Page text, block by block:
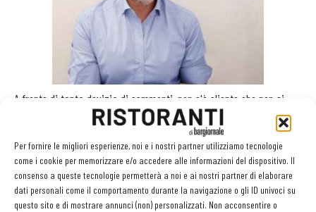
Per fornire le migliori esperienze, noi e i nostri partner utilizziamo tecnologie
come i cookie per memorizzare e/o accedere alle informazioni del dispositivo. Il
consenso a queste tecnologie permetterà a noi e ai nostri partner di elaborare
dati personali come il comportamento durante la navigazione o gli ID univoci su
questo sito e di mostrare annunci (non) personalizzati. Non acconsentire o
A fronte di tanta dovizia di commenti, non c'è cliente che non si
ponga il problema della loro autenticità e ristoratore che non sia
colto dal dubbio su come rispondere a quelle diffamatorie. Ma può
risultare difficoltoso anche gestire tutti i tipi di commento.
A questo proposito, abbiamo chiesto lumi a Salvatore Viola, ceo di
RepUp. Ecco cosa ci ha risposto: